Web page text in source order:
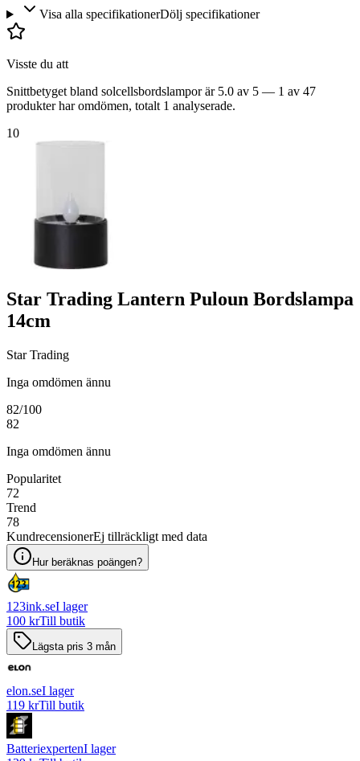
Visa alla specifikationerDölj specifikationer
Visste du att
Snittbetyget bland solcellsbordslampor är 5.0 av 5 — 1 av 47
produkter har omdömen, totalt 1 analyserade.
10
Star Trading Lantern Puloun Bordslampa
14cm
Star Trading
Inga omdömen ännu
82/100
82
Inga omdömen ännu
Popularitet
72
Trend
78
KundrecensionerEj tillräckligt med data
Hur beräknas poängen?
123ink.seI lager
100 krTill butik
Lägsta pris 3 mån
elon.seI lager
119 krTill butik
BatteriexpertenI lager